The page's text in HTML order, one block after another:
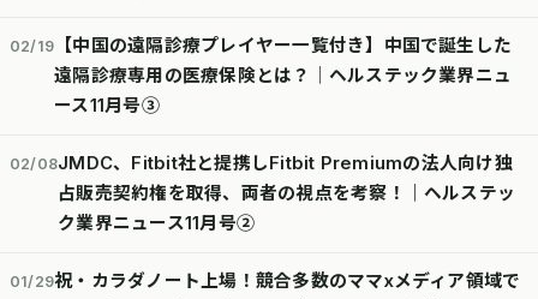
02/19
【中国の遠隔診療プレイヤー一覧付き】中国で誕生した
遠隔診療専用の医療保険とは？│ヘルステック業界ニュ
ース11月号③
02/08JMDC、Fitbit社と提携しFitbit Premiumの法人向け独
占販売契約権を取得、両者の視点を考察！｜ヘルステッ
ク業界ニュース11月号②
01/29祝・カラダノート上場！競合多数のママxメディア領域で